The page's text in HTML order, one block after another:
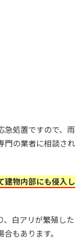
急処置ですので、雨
門の業者に相談され
建物内部にも侵入し
、白アリが繁殖した
もあります。